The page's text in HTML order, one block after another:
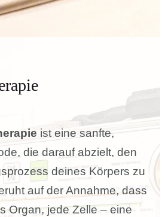
ist eine sanfte,
die darauf abzielt, den
deines Körpers zu
auf der Annahme, dass
Organ, jede Zelle – eine